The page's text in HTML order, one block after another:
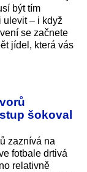
být tím
ulevit – i když
se začnete
jídel, která vás
šokoval
zaznívá na
fotbale drtivá
relativně